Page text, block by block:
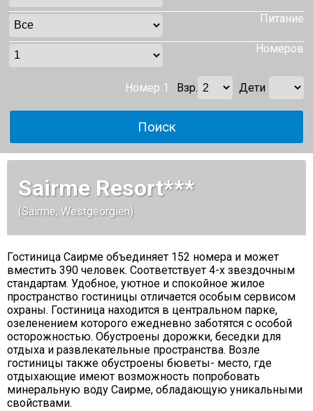
Питание
Номеров
Номер 1: Взр. Дети
Sairme Resort***
(Sairme, Westgeorgien)
Гостиница Саирме объединяет 152 номера и может
вместить 390 человек. Соответствует 4-х звездочным
стандартам. Удобное, уютное и спокойное жилое
пространство гостиницы отличается особым сервисом
охраны. Гостиница находится в центральном парке,
озеленением которого ежедневно заботятся с особой
осторожностью. Обустроены дорожки, беседки для
отдыха и развлекательные пространства. Возле
гостиницы также обустроены бюветы- место, где
отдыхающие имеют возможность попробовать
минеральную воду Саирме, обладающую уникальными
свойствами.